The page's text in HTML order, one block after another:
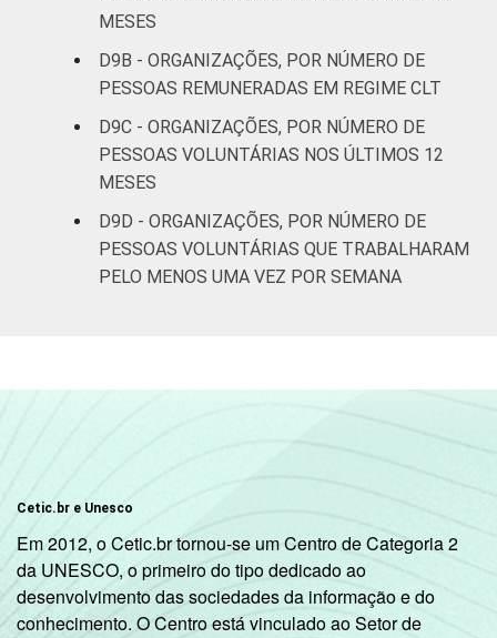
MESES
D9B - ORGANIZAÇÕES, POR NÚMERO DE
PESSOAS REMUNERADAS EM REGIME CLT
D9C - ORGANIZAÇÕES, POR NÚMERO DE
PESSOAS VOLUNTÁRIAS NOS ÚLTIMOS 12
MESES
D9D - ORGANIZAÇÕES, POR NÚMERO DE
PESSOAS VOLUNTÁRIAS QUE TRABALHARAM
PELO MENOS UMA VEZ POR SEMANA
Cetic.br e Unesco
Em 2012, o Cetic.br tornou-se um Centro de Categoria 2
da UNESCO, o primeiro do tipo dedicado ao
desenvolvimento das sociedades da informação e do
conhecimento. O Centro está vinculado ao Setor de